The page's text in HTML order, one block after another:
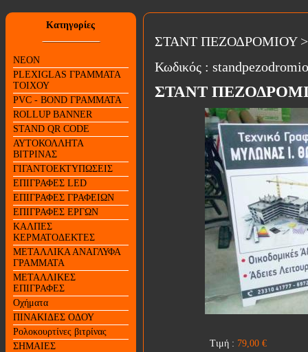
Κατηγορίες
NEON
PLEXIGLAS ΓΡΑΜΜΑΤΑ
ΤΟΙΧΟΥ
PVC - BOND ΓΡΑΜΜΑΤΑ
ROLLUP BANNER
STAND QR CODE
ΑΥΤΟΚΟΛΛΗΤΑ
ΒΙΤΡΙΝΑΣ
ΓΙΓΑΝΤΟΕΚΤΥΠΩΣΕΙΣ
ΕΠΙΓΡΑΦΕΣ LED
ΕΠΙΓΡΑΦΕΣ ΓΡΑΦΕΙΩΝ
ΕΠΙΓΡΑΦΕΣ ΕΡΓΩΝ
ΚΑΛΠΕΣ
ΚΕΡΜΑΤΟΔΕΚΤΕΣ
ΜΕΤΑΛΛΙΚΑ ΑΝΑΓΛΥΦΑ
ΓΡΑΜΜΑΤΑ
ΜΕΤΑΛΛΙΚΕΣ
ΕΠΙΓΡΑΦΕΣ
Οχήματα
ΠΙΝΑΚΙΔΕΣ ΟΔΟΥ
Ρολοκουρτίνες βιτρίνας
ΣΗΜΑΙΕΣ
ΣΤΑΝΤ ΠΕΖΟΔΡΟΜΙΟΥ
Κωδικός :
ΣΤΑΝΤ
Τιμή : 79,00 €